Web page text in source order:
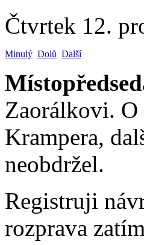
Čtvrtek 12.
Minulý Dolů Další
Zaorálkovi. O
Krampera,
neobdržel.
Registruji
rozprava